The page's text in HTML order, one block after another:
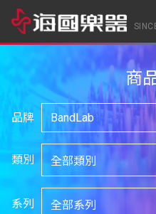
商
品牌
類別
系列